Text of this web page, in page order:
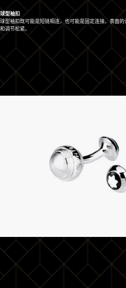
球型袖扣
球型袖扣既可能是短链相连，也可能是固定连接。表面
和调节松紧。